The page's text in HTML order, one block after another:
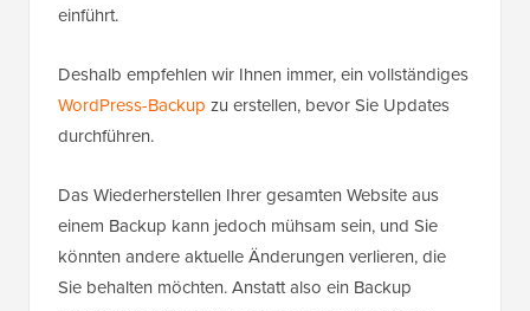
einführt.
Deshalb empfehlen wir Ihnen immer, ein vollständiges
WordPress-Backup zu erstellen, bevor Sie Updates
durchführen.
Das Wiederherstellen Ihrer gesamten Website aus
einem Backup kann jedoch mühsam sein, und Sie
könnten andere aktuelle Änderungen verlieren, die
Sie behalten möchten. Anstatt also ein Backup